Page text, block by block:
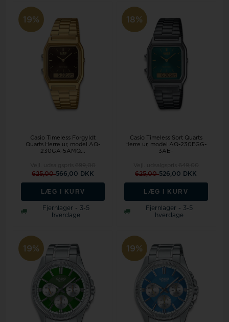
19%
Casio Timeless Forgyldt
Quarts Herre ur, model AQ-
230GA-5AMQ...
625,00566,00 DKK
LÆG I KURV
Fjernlager - 3-5
hverdage
18%
Casio Timeless Sort Quarts
Herre ur, model AQ-230EGG-
3AEF
625,00526,00 DKK
LÆG I KURV
Fjernlager - 3-5
hverdage
19% 19%